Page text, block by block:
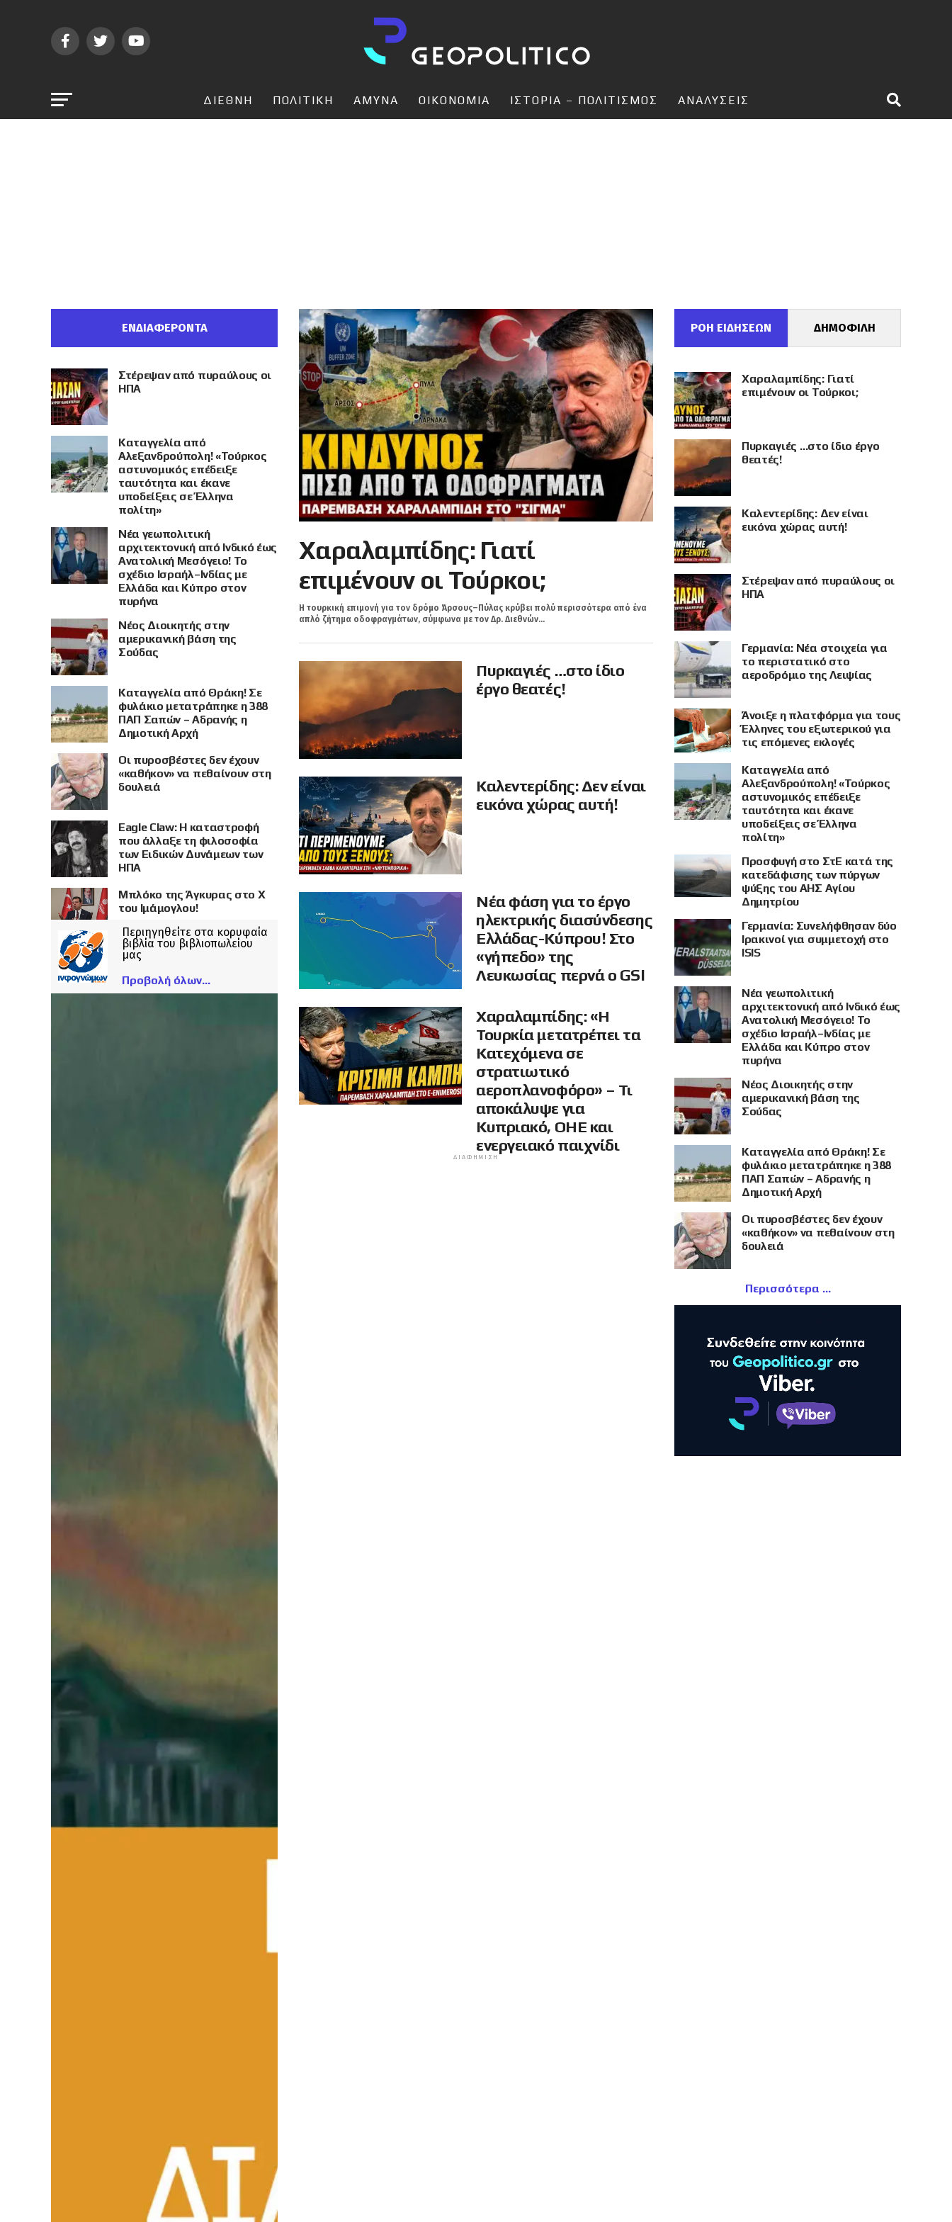
ΔΙΕΘΝΗ ΠΟΛΙΤΙΚΗ ΑΜΥΝΑ ΟΙΚΟΝΟΜΙΑ ΙΣΤΟΡΙΑ – ΠΟΛΙΤΙΣΜΟΣ ΑΝΑΛΥΣΕΙΣ
Χαραλαμπίδης: Γιατί
επιμένουν οι Τούρκοι;
Η τουρκική επιμονή για τον δρόμο Άρσους–Πύλας κρύβει πολύ περισσότερα από ένα
απλό ζήτημα οδοφραγμάτων, σύμφωνα με τον Δρ. Διεθνών...
Πυρκαγιές …στο ίδιο
έργο θεατές!
Καλεντερίδης: Δεν είναι
εικόνα χώρας αυτή!
Νέα φάση για το έργο
ηλεκτρικής διασύνδεσης
Ελλάδας-Κύπρου! Στο
«γήπεδο» της
Λευκωσίας περνά ο GSI
Χαραλαμπίδης: «Η
Τουρκία μετατρέπει τα
Κατεχόμενα σε
στρατιωτικό
αεροπλανοφόρο» – Τι
αποκάλυψε για
Κυπριακό, ΟΗΕ και
ενεργειακό παιχνίδι
ΔΙΑΦΉΜΙΣΗ
ΕΝΔΙΑΦΕΡΟΝΤΑ
Στέρεψαν από πυραύλους οι
ΗΠΑ
Καταγγελία από
Αλεξανδρούπολη! «Τούρκος
αστυνομικός επέδειξε
ταυτότητα και έκανε
υποδείξεις σε Έλληνα
πολίτη»
Νέα γεωπολιτική
αρχιτεκτονική από Ινδικό έως
Ανατολική Μεσόγειο! Το
σχέδιο Ισραήλ–Ινδίας με
Ελλάδα και Κύπρο στον
πυρήνα
Νέος Διοικητής στην
αμερικανική βάση της
Σούδας
Καταγγελία από Θράκη! Σε
φυλάκιο μετατράπηκε η 388
ΠΑΠ Σαπών – Αδρανής η
Δημοτική Αρχή
Οι πυροσβέστες δεν έχουν
«καθήκον» να πεθαίνουν στη
δουλειά
Eagle Claw: Η καταστροφή
που άλλαξε τη φιλοσοφία
των Ειδικών Δυνάμεων των
ΗΠΑ
Μπλόκο της Άγκυρας στο X
του Ιμάμογλου!
Περιηγηθείτε στα κορυφαία
βιβλία του βιβλιοπωλείου
μας
Προβολή όλων
ΡΟΗ ΕΙΔΗΣΕΩΝ ΔΗΜΟΦΙΛΗ
Χαραλαμπίδης: Γιατί
επιμένουν οι Τούρκοι;
Πυρκαγιές …στο ίδιο έργο
θεατές!
Καλεντερίδης: Δεν είναι
εικόνα χώρας αυτή!
Στέρεψαν από πυραύλους οι
ΗΠΑ
Γερμανία: Νέα στοιχεία για
το περιστατικό στο
αεροδρόμιο της Λειψίας
Άνοιξε η πλατφόρμα για τους
Έλληνες του εξωτερικού για
τις επόμενες εκλογές
Καταγγελία από
Αλεξανδρούπολη! «Τούρκος
αστυνομικός επέδειξε
ταυτότητα και έκανε
υποδείξεις σε Έλληνα
πολίτη»
Προσφυγή στο ΣτΕ κατά της
κατεδάφισης των πύργων
ψύξης του ΑΗΣ Αγίου
Δημητρίου
Γερμανία: Συνελήφθησαν δύο
Ιρακινοί για συμμετοχή στο
ISIS
Νέα γεωπολιτική
αρχιτεκτονική από Ινδικό έως
Ανατολική Μεσόγειο! Το
σχέδιο Ισραήλ–Ινδίας με
Ελλάδα και Κύπρο στον
πυρήνα
Νέος Διοικητής στην
αμερικανική βάση της
Σούδας
Καταγγελία από Θράκη! Σε
φυλάκιο μετατράπηκε η 388
ΠΑΠ Σαπών – Αδρανής η
Δημοτική Αρχή
Οι πυροσβέστες δεν έχουν
«καθήκον» να πεθαίνουν στη
δουλειά
Περισσότερα